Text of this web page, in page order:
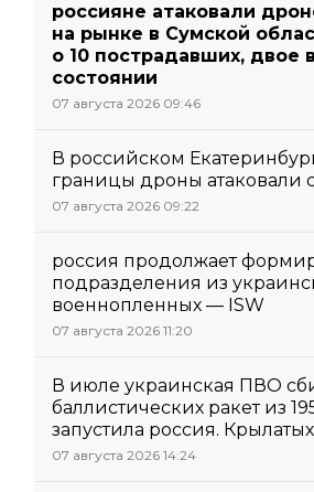
россияне атаковали
на рынке в Сумской
о 10 пострадавших, двое
состоянии
07 августа 2026 09:46
В российском
границы дроны атаковали
07 августа 2026 09:22
россия продолжает
подразделения из
военнопленных — ISW
07 августа 2026 11:20
В июле украинская ПВО
баллистических ракет из
запустила россия.
07 августа 2026 14:24